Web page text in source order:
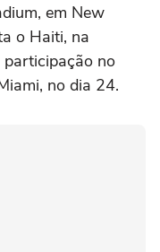
em New
o Haiti, na
participação no
no dia 24.